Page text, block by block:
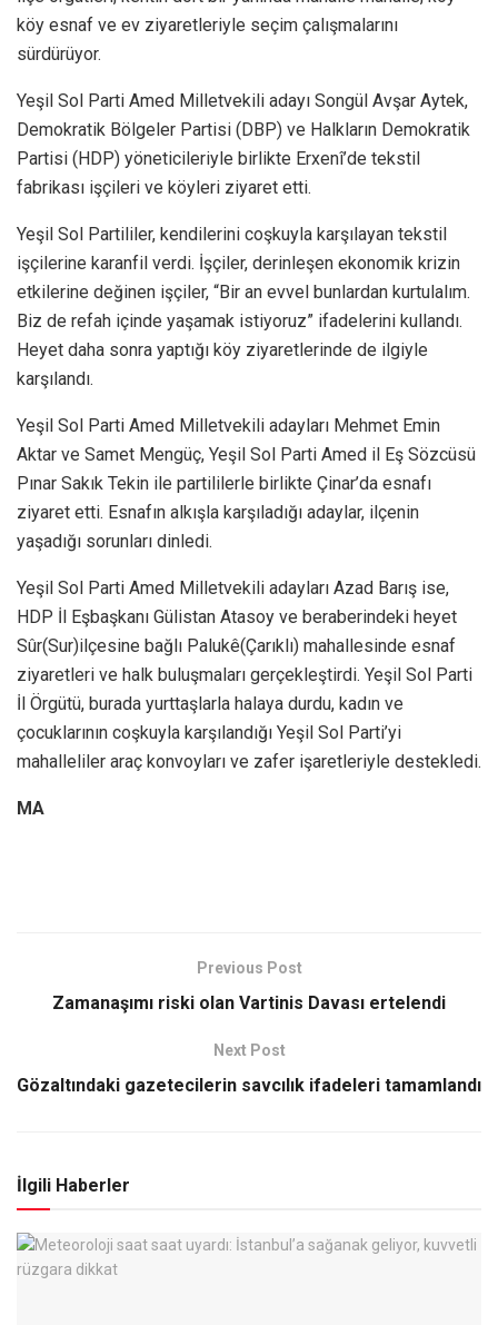
köy esnaf ve ev ziyaretleriyle seçim çalışmalarını
sürdürüyor.
Yeşil Sol Parti Amed Milletvekili adayı Songül Avşar Aytek,
Demokratik Bölgeler Partisi (DBP) ve Halkların Demokratik
Partisi (HDP) yöneticileriyle birlikte Erxenî’de tekstil
fabrikası işçileri ve köyleri ziyaret etti.
Yeşil Sol Partililer, kendilerini coşkuyla karşılayan tekstil
işçilerine karanfil verdi. İşçiler, derinleşen ekonomik krizin
etkilerine değinen işçiler, “Bir an evvel bunlardan kurtulalım.
Biz de refah içinde yaşamak istiyoruz” ifadelerini kullandı.
Heyet daha sonra yaptığı köy ziyaretlerinde de ilgiyle
karşılandı.
Yeşil Sol Parti Amed Milletvekili adayları Mehmet Emin
Aktar ve Samet Mengüç, Yeşil Sol Parti Amed il Eş Sözcüsü
Pınar Sakık Tekin ile partililerle birlikte Çinar’da esnafı
ziyaret etti. Esnafın alkışla karşıladığı adaylar, ilçenin
yaşadığı sorunları dinledi.
Yeşil Sol Parti Amed Milletvekili adayları Azad Barış ise,
HDP İl Eşbaşkanı Gülistan Atasoy ve beraberindeki heyet
Sûr(Sur)ilçesine bağlı Palukê(Çarıklı) mahallesinde esnaf
ziyaretleri ve halk buluşmaları gerçekleştirdi. Yeşil Sol Parti
İl Örgütü, burada yurttaşlarla halaya durdu, kadın ve
çocuklarının coşkuyla karşılandığı Yeşil Sol Parti’yi
mahalleliler araç konvoyları ve zafer işaretleriyle destekledi.
MA
Previous Post
Zamanaşımı riski olan Vartinis Davası ertelendi
Next Post
Gözaltındaki gazetecilerin savcılık ifadeleri tamamlandı
İlgili Haberler